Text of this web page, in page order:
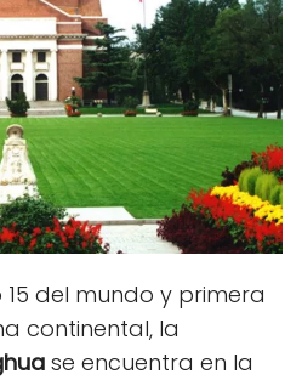
del mundo y primera
continental, la
se encuentra en la